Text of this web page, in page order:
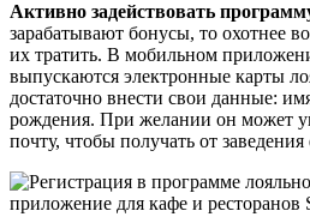
Активно задействовать
зарабатывают бонусы, то охотнее
их тратить. В мобильном
выпускаются электронные карты
достаточно внести свои данные:
рождения. При желании он может
почту, чтобы получать от